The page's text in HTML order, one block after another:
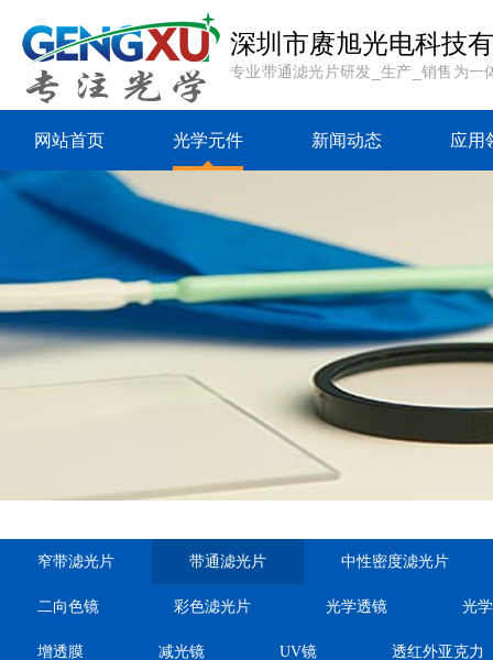
深圳市赓旭光电科技
专业带通滤光片研发_生产_销售为一
网站首页 光学元件
{sdcms:rp top="0"
table="sd_category"
where="followid=
[sdcms_rp] and
order="ordnum,cateid"
var="sdcms_ra:cateid"
新闻动态
table="sd_category"
where="followid=
[sdcms_rp] and
ismenu=1"
order="ordnum,cateid"
var="sdcms_ra:cateid"
应用
窄带滤光片 带通滤光片 中性密度滤光片
二向色镜 彩色滤光片 光学透镜 光
增透膜 减光镜 UV镜 透红外亚克力